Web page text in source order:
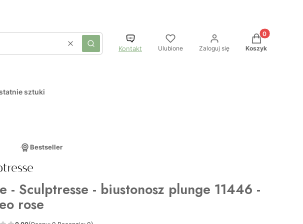
WyczyśćSzukaj Kontakt Ulubione Zaloguj się
Produkty w
Koszyk
sztuki
Bestseller
- Sculptresse - biustonosz plunge 11446 -
rose